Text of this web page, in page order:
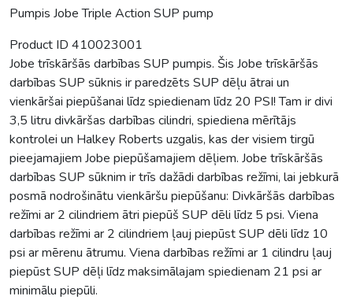
Pumpis Jobe Triple Action SUP pump
Product ID 410023001
Jobe trīskāršās darbības SUP pumpis. Šis Jobe trīskāršās
darbības SUP sūknis ir paredzēts SUP dēļu ātrai un
vienkāršai piepūšanai līdz spiedienam līdz 20 PSI! Tam ir divi
3,5 litru divkāršas darbības cilindri, spiediena mērītājs
kontrolei un Halkey Roberts uzgalis, kas der visiem tirgū
pieejamajiem Jobe piepūšamajiem dēļiem. Jobe trīskāršās
darbības SUP sūknim ir trīs dažādi darbības režīmi, lai jebkurā
posmā nodrošinātu vienkāršu piepūšanu: Divkāršās darbības
režīmi ar 2 cilindriem ātri piepūš SUP dēli līdz 5 psi. Viena
darbības režīmi ar 2 cilindriem ļauj piepūst SUP dēli līdz 10
psi ar mērenu ātrumu. Viena darbības režīmi ar 1 cilindru ļauj
piepūst SUP dēļi līdz maksimālajam spiedienam 21 psi ar
minimālu piepūli.